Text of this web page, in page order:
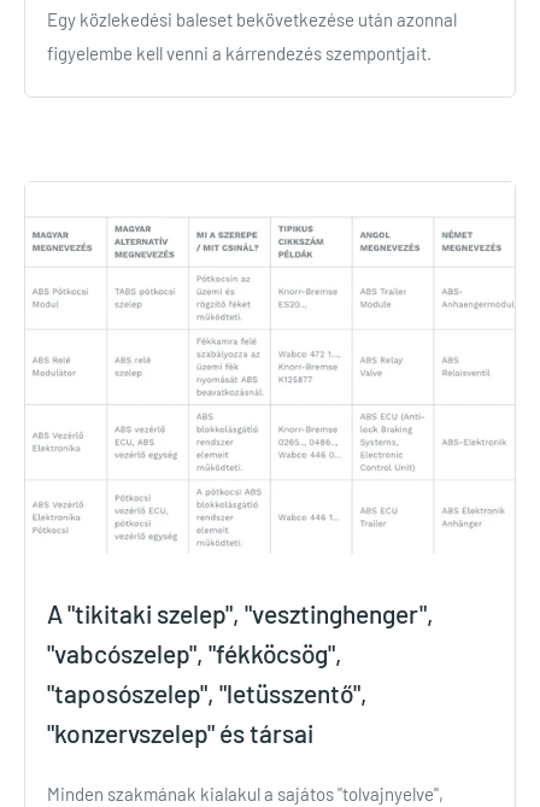
Egy közlekedési baleset bekövetkezése után azonnal
figyelembe kell venni a kárrendezés szempontjait.
A "tikitaki szelep", "vesztinghenger",
"vabcószelep", "fékköcsög",
"taposószelep", "letüsszentő",
"konzervszelep" és társai
Minden szakmának kialakul a sajátos "tolvajnyelve",